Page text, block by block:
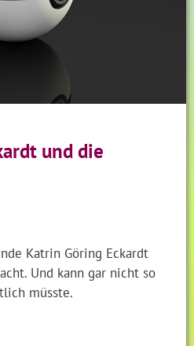
und die
Katrin Göring Eckardt
Und kann gar nicht so
müsste.